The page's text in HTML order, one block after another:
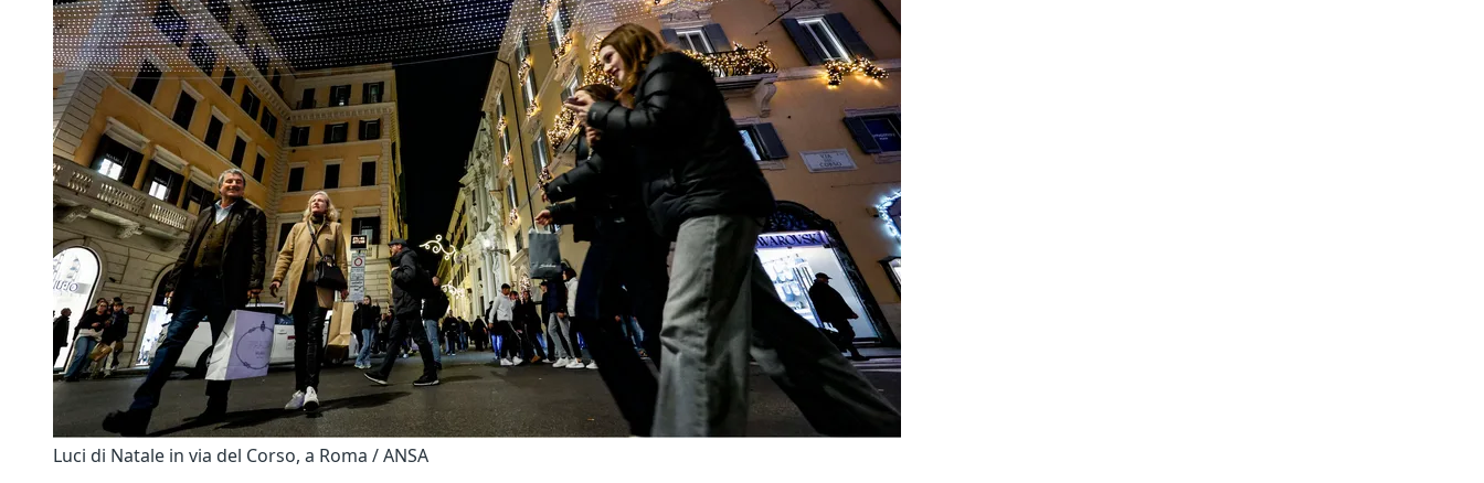
Luci di Natale in via del Corso, a Roma / ANSA